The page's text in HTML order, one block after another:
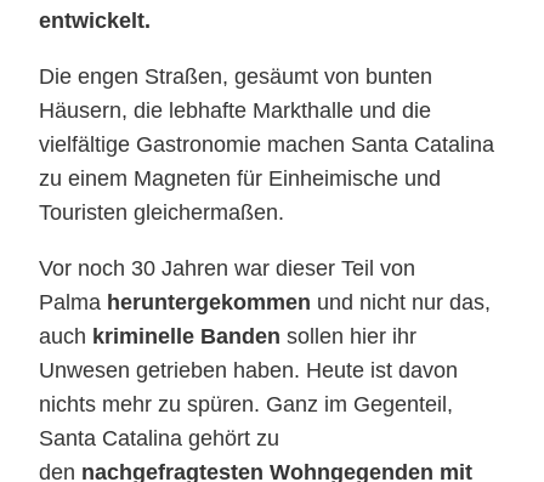
entwickelt.
Die engen Straßen, gesäumt von bunten
Häusern, die lebhafte Markthalle und die
vielfältige Gastronomie machen Santa Catalina
zu einem Magneten für Einheimische und
Touristen gleichermaßen.
Vor noch 30 Jahren war dieser Teil von
Palma heruntergekommen und nicht nur das,
auch kriminelle Banden sollen hier ihr
Unwesen getrieben haben. Heute ist davon
nichts mehr zu spüren. Ganz im Gegenteil,
Santa Catalina gehört zu
den nachgefragtesten Wohngegenden mit